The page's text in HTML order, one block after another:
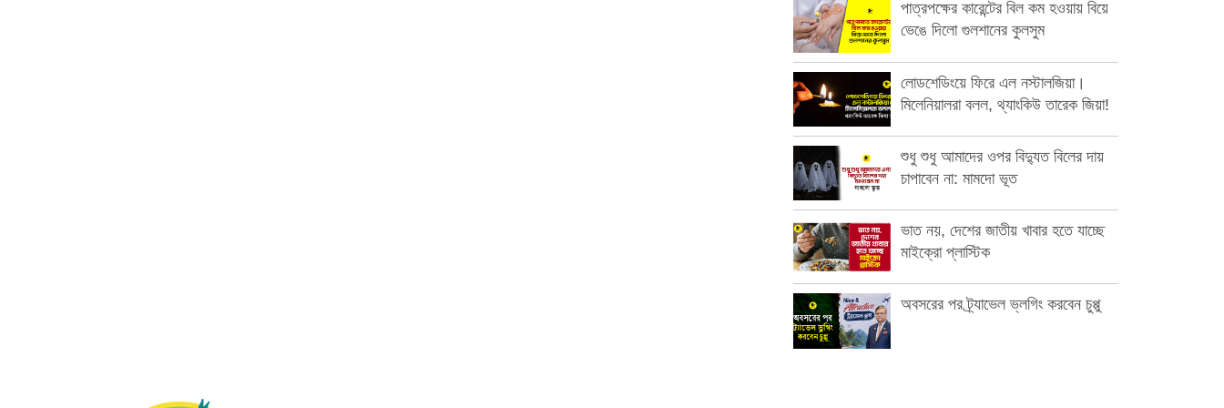
পাত্রপক্ষের কারেন্টের বিল কম হওয়ায় বিয়ে
ভেঙে দিলো গুলশানের কুলসুম
লোডশেডিংয়ে ফিরে এল নস্টালজিয়া।
মিলেনিয়ালরা বলল, থ্যাংকিউ তারেক জিয়া!
শুধু শুধু আমাদের ওপর বিদ্যুত বিলের দায়
চাপাবেন না: মামদো ভূত
ভাত নয়, দেশের জাতীয় খাবার হতে যাচ্ছে
মাইক্রো প্লাস্টিক
অবসরের পর ট্র্যাভেল ভ্লগিং করবেন চুপ্পু